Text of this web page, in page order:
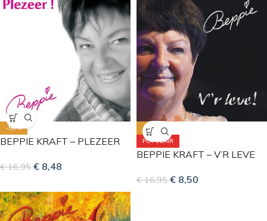
-50%
BEPPIE KRAFT – PLEZEER
€16,95 € 8,48
-50%
POPULAIR
BEPPIE KRAFT – V’R LEVE
€16,95 € 8,50